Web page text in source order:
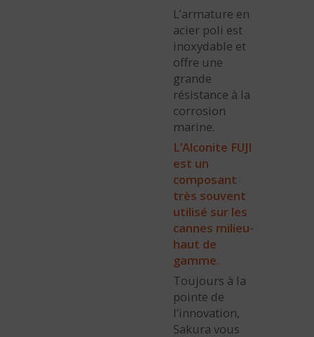
L’armature en
acier poli est
inoxydable et
offre une
grande
résistance à la
corrosion
marine.
L’Alconite FUJI
est un
composant
très souvent
utilisé sur les
cannes milieu-
haut de
gamme.
Toujours à la
pointe de
l’innovation,
Sakura vous